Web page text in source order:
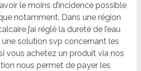
le moins d’incidence possible
notamment. Dans une région
j’ai réglé la dureté de l’eau
solution svp concernant les
vous achetez un produit via nos
nous permet de payer les